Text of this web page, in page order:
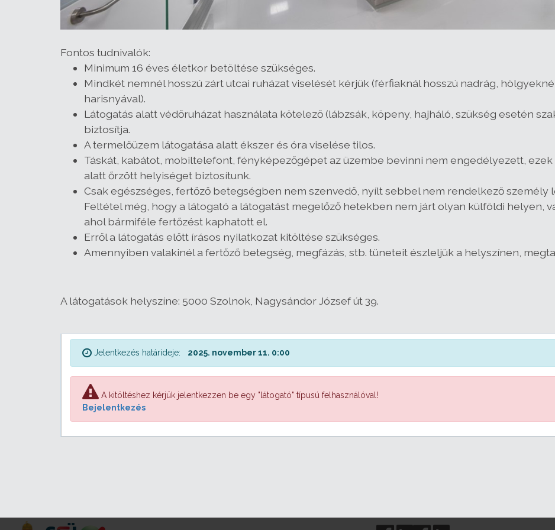
Fontos tudnivalók:
Minimum 16 éves életkor betöltése szükséges.
Mindkét nemnél hosszú zárt utcai ruházat viselését kérjük (férfiaknál hosszú nadrág,
harisnyával).
Látogatás alatt védőruházat használata kötelező (lábzsák, köpeny, hajháló, szükség esetén
biztosítja.
A termelőüzem látogatása alatt ékszer és óra viselése tilos.
Táskát, kabátot, mobiltelefont, fényképezőgépet az üzembe bevinni nem engedélyezett,
alatt őrzött helyiséget biztosítunk.
Csak egészséges, fertőző betegségben nem szenvedő, nyílt sebbel nem rendelkező személy
Feltétel még, hogy a látogató a látogatást megelőző hetekben nem járt olyan külföldi helyen,
ahol bármiféle fertőzést kaphatott el.
Erről a látogatás előtt írásos nyilatkozat kitöltése szükséges.
Amennyiben valakinél a fertőző betegség, megfázás, stb. tüneteit észleljük a helyszínen,
A látogatások helyszíne: 5000 Szolnok, Nagysándor József út 39.
Jelentkezés határideje: 2025. november 11. 0:00
A kitöltéshez kérjük jelentkezzen be egy "látogató" típusú felhasználóval!
Bejelentkezés